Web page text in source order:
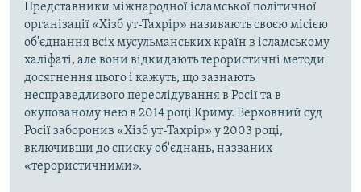
Представники міжнародної ісламської політичної
організації «Хізб ут-Тахрір» називають своєю місією
об'єднання всіх мусульманських країн в ісламському
халіфаті, але вони відкидають терористичні методи
досягнення цього і кажуть, що зазнають
несправедливого переслідування в Росії та в
окупованому нею в 2014 році Криму. Верховний суд
Росії заборонив «Хізб ут-Тахрір» у 2003 році,
включивши до списку об'єднань, названих
«терористичними».